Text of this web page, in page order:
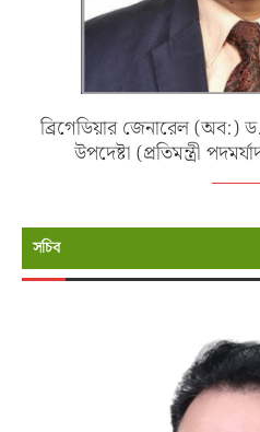
ব্রিগেডিয়ার জেনারেল
উপদেষ্টা (প্রতিমন্ত্রী
সচিব